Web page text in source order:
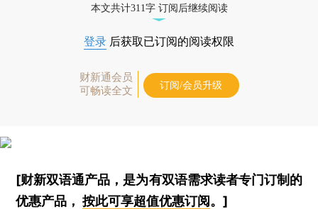
本文共计311字 订阅后继续阅读
登录 后获取已订阅的阅读权限
财新通会员
可畅读全文
订阅/会员升级
[财新双语通产品，是为有双语需求读者专门订制的
优惠产品，按此可享超值优惠订阅 。]